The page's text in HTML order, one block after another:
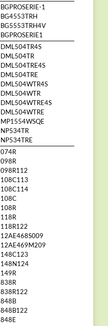
BGPROSERIE-1
BG4553TRH
BG5553TRH4V
BGPROSERIE1
DML504TR4S
DML504TR
DML504TRE4S
DML504TRE
DML504WTR4S
DML504WTR
DML504WTRE4S
DML504WTRE
MP1554WSQE
NP534TR
NP534TRE
074R
098R
098R112
108C113
108C114
108C
108R
118R
118R122
12AE468S009
12AE469M209
148C123
148N124
149R
838R
838R122
848B
848B122
848E